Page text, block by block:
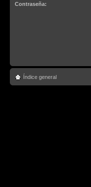
Contraseña:
Índice general